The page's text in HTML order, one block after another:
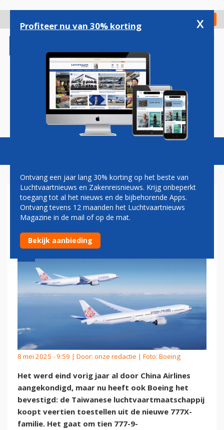
gaan
Check in
Magazine Podcasts Vacatures
BOEING BEVESTIGT CHINA
AIRLINES-ORDER VOOR 777X
8 mei 2025 - 9:59 | Door: onze redactie | Foto: Boeing
Het werd eind vorig jaar al door China Airlines
aangekondigd, maar nu heeft ook Boeing het
bevestigd: de Taiwanese luchtvaartmaatschappij
koopt veertien toestellen uit de nieuwe 777X-
familie. Het gaat om tien 777-9-
Profiteer nu van 30% korting x
Ontvang een jaar lang 30% korting op het beste van
Luchtvaartnieuws en Zakenreisnieuws. Krijg onbeperkt
toegang tot al het nieuws en de bijbehorende Apps.
Ontvang tevens 12 maanden het Luchtvaartnieuws
Magazine in de mail of op de mat.
Bekijk aanbieding